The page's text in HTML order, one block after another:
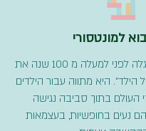
למונטסורי
מריה מונטסורי מגלה לפני למעלה מ 100 שנה את
הילד". היא מתווה עבור הילדים
העולם בתוך סביבה נגישה
נעים בחופשיות, בעצמאות